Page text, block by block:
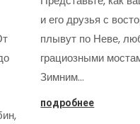
и его друзья с
плывут по Неве,
грациозными
Зимним…
подробнее